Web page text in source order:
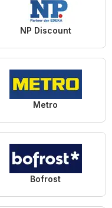
NP Discount
Metro
Bofrost